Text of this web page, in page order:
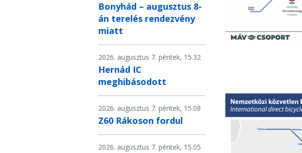
Bonyhád – augusztus 8-
án terelés rendezvény
miatt
2026. augusztus 7. péntek, 15.32
Hernád IC
meghibásodott
2026. augusztus 7. péntek, 15.08
Z60 Rákoson fordul
2026. augusztus 7. péntek, 15.05